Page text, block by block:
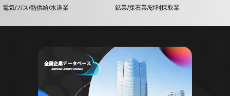
電気/ガス/熱供給/水道業
鉱業/採石業/砂利採取業